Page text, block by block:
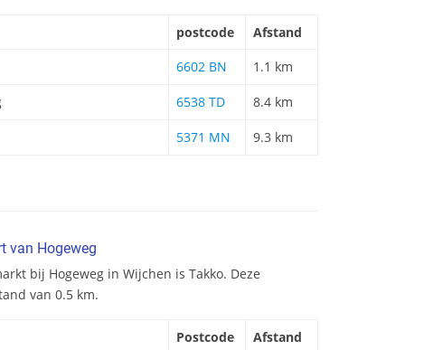
postcode
Afstand
6602 BN 1.1 km
6538 TD 8.4 km
5371 MN 9.3 km
van Hogeweg
bij Hogeweg in Wijchen is Takko. Deze
van 0.5 km.
Postcode
Afstand